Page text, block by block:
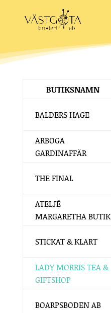
BUTIKSNAMN
BALDERS HAGE
ARBOGA
GARDINAFFÄR
THE FINAL
ATELJÉ
MARGARETHA BUTIK
STICKAT & KLART
LADY MORRIS TEA &
GIFTSHOP
BOARPSBODEN AB